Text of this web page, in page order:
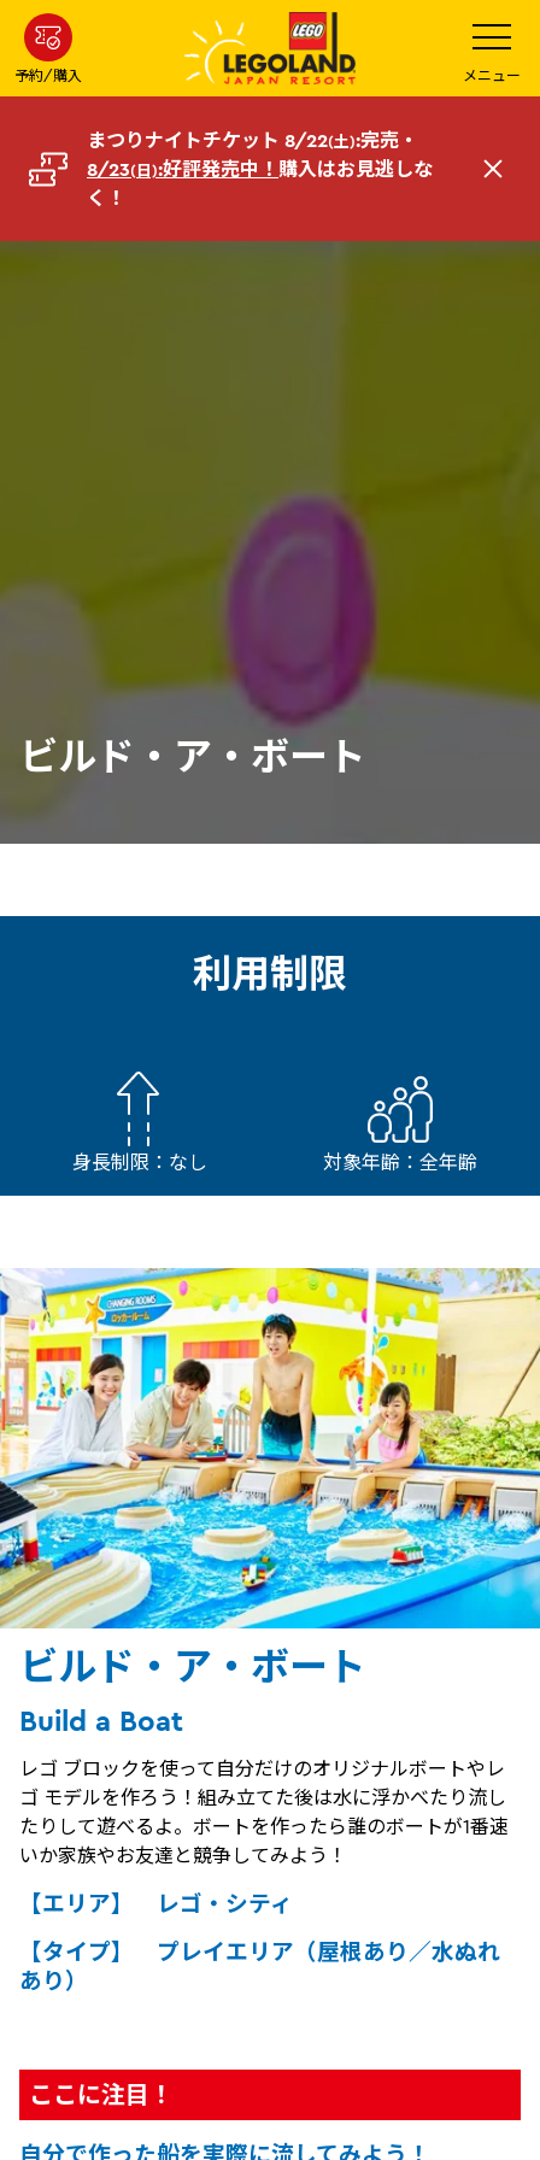
ン
コ
へ
予約/購入
メ
ニ
ュ
ー
を
開
メニュー
まつりナイトチケット 8/22(土):完売・
8/23(日):好評発売中！ 購入はお見逃しな
く！
閉
ビルド・ア・ボート
利用制限
身長制限：なし 対象年齢：全年齢
ビルド・ア・ボート
Build a Boat
レゴ ブロックを使って自分だけのオリジナルボートやレ
ゴ モデルを作ろう！組み立てた後は水に浮かべたり流し
たりして遊べるよ。ボートを作ったら誰のボートが1番速
いか家族やお友達と競争してみよう！
【エリア】 レゴ・シティ
【タイプ】 プレイエリア（屋根あり／水ぬれ
あり）
ここに注目！
自分で作った船を実際に流してみよう！